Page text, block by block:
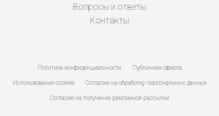
Вопросы и ответы
Контакты
Политика конфиденциальности Публичная оферта
Использование cookies Согласие на обработку персональных данных
Согласие на получение рекламной рассылки